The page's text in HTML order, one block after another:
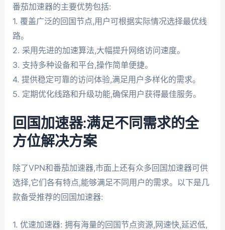
番茄加速器的主要优势包括:
1. 覆盖广泛的回国节点,用户可根据实际情况选择最优线
路。
2. 采用先进的加速算法,大幅提升网络访问速度。
3. 支持多种设备和平台,操作简单便捷。
4. 提供稳定可靠的访问体验,满足用户多样化的需求。
5. 定期优化线路和升级功能,确保用户获得最佳服务。
回国加速器:满足不同需求的全
方位解决方案
除了VPN和番茄加速器,市面上还有众多回国加速器可供
选择,它们各有特点,能够满足不同用户的需求。以下是几
款备受推荐的回国加速器:
1. 优速加速器: 拥有海量的回国节点资源,网速快,延迟低,